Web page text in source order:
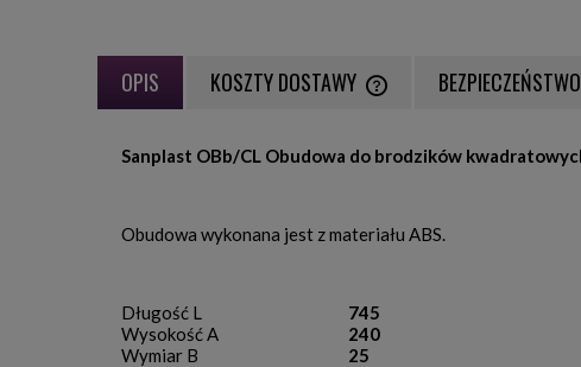
OPIS KOSZTY DOSTAWY
CENA NIE ZAWIERA
PŁATNOŚCI
BEZPIECZEŃSTWO
Sanplast OBb/CL Obudowa do brodzików
Obudowa wykonana jest z materiału ABS.
Długość L
745
Wysokość A
240
Wymiar B
25